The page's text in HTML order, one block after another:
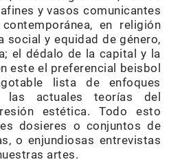
y vasos comunicantes
en religión
social y equidad de género,
el dédalo de la capital y la
este el preferencial beisbol
lista de enfoques
las actuales teorías del
estética. Todo esto
dosieres o conjuntos de
o enjundiosas entrevistas
artes.